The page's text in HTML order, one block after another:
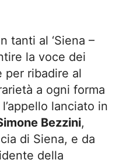
tanti al ‘Siena –
la voce dei
ribadire al
a ogni forma
lanciato in
Bezzini,
di Siena, e da
della